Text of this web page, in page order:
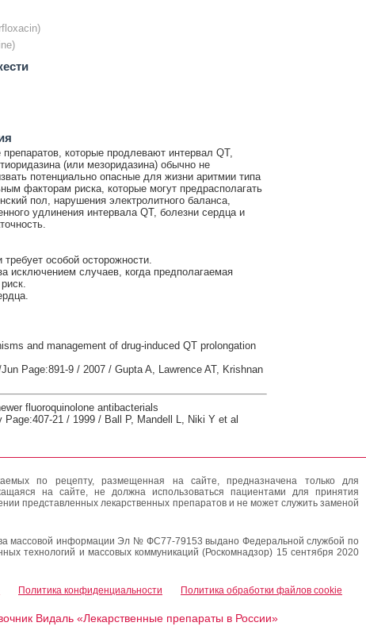
которые продлевают интервал QT,
(или мезоридазина) обычно не
потенциально опасные для жизни аритмии типа
факторам риска, которые могут предрасполагать
пол, нарушения электролитного баланса,
удлинения интервала QT, болезни сердца и
особой осторожности.
исключением случаев, когда предполагаемая
and management of drug-induced QT prolongation
Page:891-9 / 2007 / Gupta A, Lawrence AT, Krishnan
fluoroquinolone antibacterials
Page:407-21 / 1999 / Ball P, Mandell L, Niki Y et al
по рецепту, размещенная на сайте, предназначена только для
на сайте, не должна использоваться пациентами для принятия
представленных лекарственных препаратов и не может служить заменой
массовой информации Эл № ФС77-79153 выдано Федеральной службой по
технологий и массовых коммуникаций (Роскомнадзор) 15 сентября 2020
Политика конфиденциальности Политика обработки файлов cookie
Видаль «Лекарственные препараты в России»